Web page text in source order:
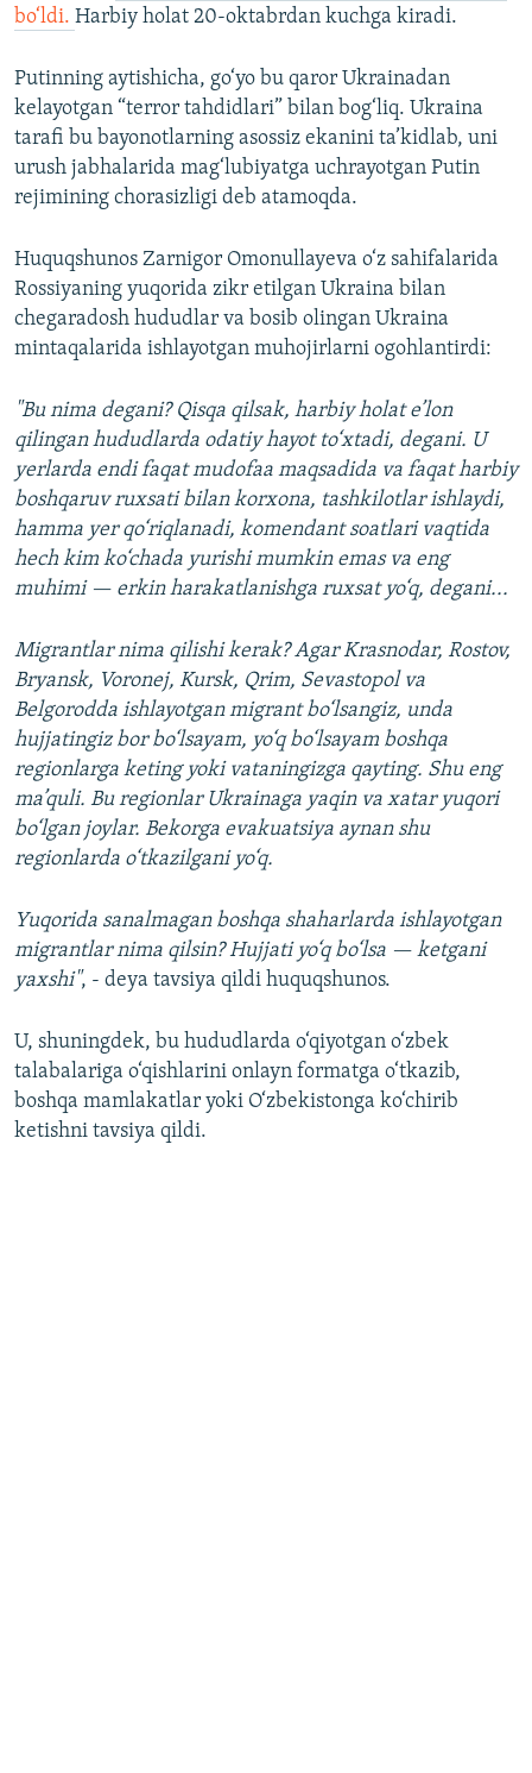
bo‘ldi. Harbiy holat 20-oktabrdan kuchga kiradi.
Putinning aytishicha, go‘yo bu qaror Ukrainadan
kelayotgan “terror tahdidlari” bilan bog‘liq. Ukraina
tarafi bu bayonotlarning asossiz ekanini ta’kidlab, uni
urush jabhalarida mag‘lubiyatga uchrayotgan Putin
rejimining chorasizligi deb atamoqda.
Huquqshunos Zarnigor Omonullayeva o‘z sahifalarida
Rossiyaning yuqorida zikr etilgan Ukraina bilan
chegaradosh hududlar va bosib olingan Ukraina
mintaqalarida ishlayotgan muhojirlarni ogohlantirdi:
"Bu nima degani? Qisqa qilsak, harbiy holat e’lon
qilingan hududlarda odatiy hayot to‘xtadi, degani. U
yerlarda endi faqat mudofaa maqsadida va faqat harbiy
boshqaruv ruxsati bilan korxona, tashkilotlar ishlaydi,
hamma yer qo‘riqlanadi, komendant soatlari vaqtida
hech kim ko‘chada yurishi mumkin emas va eng
muhimi — erkin harakatlanishga ruxsat yo‘q, degani...
Migrantlar nima qilishi kerak? Agar Krasnodar, Rostov,
Bryansk, Voronej, Kursk, Qrim, Sevastopol va
Belgorodda ishlayotgan migrant bo‘lsangiz, unda
hujjatingiz bor bo‘lsayam, yo‘q bo‘lsayam boshqa
regionlarga keting yoki vataningizga qayting. Shu eng
ma’quli. Bu regionlar Ukrainaga yaqin va xatar yuqori
bo‘lgan joylar. Bekorga evakuatsiya aynan shu
regionlarda o‘tkazilgani yo‘q.
Yuqorida sanalmagan boshqa shaharlarda ishlayotgan
migrantlar nima qilsin? Hujjati yo‘q bo‘lsa — ketgani
yaxshi", - deya tavsiya qildi huquqshunos.
U, shuningdek, bu hududlarda o‘qiyotgan o‘zbek
talabalariga o‘qishlarini onlayn formatga o‘tkazib,
boshqa mamlakatlar yoki O‘zbekistonga ko‘chirib
ketishni tavsiya qildi.